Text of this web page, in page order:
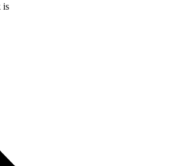
is